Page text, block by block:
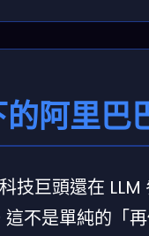
阿里巴
技巨頭還在
不是單純的「